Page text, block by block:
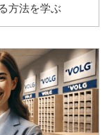
方法を学ぶ